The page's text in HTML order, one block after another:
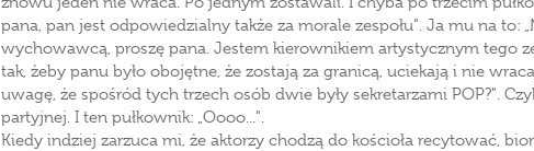
pana, pan jest odpowiedzialny także za morale zespołu". Ja mu na to:
wychowawcą, proszę pana. Jestem kierownikiem artystycznym tego
tak, żeby panu było obojętne, że zostają za granicą, uciekają i nie
uwagę, że spośród tych trzech osób dwie były sekretarzami POP?".
partyjnej. I ten pułkownik: „Oooo...".
Kiedy indziej zarzuca mi, że aktorzy chodzą do kościoła recytować,